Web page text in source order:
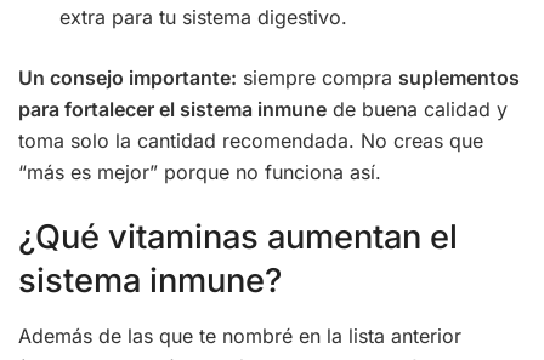
extra para tu sistema digestivo.
Un consejo importante: siempre compra suplementos
para fortalecer el sistema inmune de buena calidad y
toma solo la cantidad recomendada. No creas que
“más es mejor” porque no funciona así.
¿Qué vitaminas aumentan el
sistema inmune?
Además de las que te nombré en la lista anterior